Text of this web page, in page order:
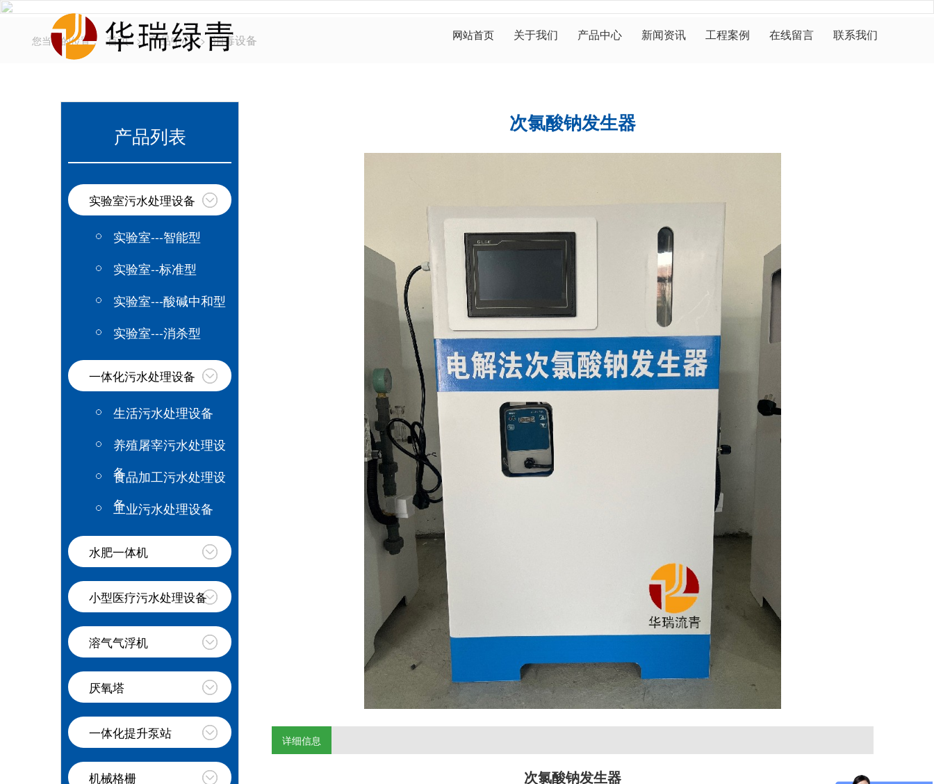
网站首页 关于我们 产品中心 新闻资讯 工程案例 在线留言 联系我们
您当前的位置： 首页 > 产品中心 > 消毒设备
次氯酸钠发生器
详细信息
次氯酸钠发生器
产品列表
实验室污水处理设备
实验室---智能型
实验室--标准型
实验室---酸碱中和型
实验室---消杀型
一体化污水处理设备
生活污水处理设备
养殖屠宰污水处理设
备
食品加工污水处理设
备
工业污水处理设备
水肥一体机
小型医疗污水处理设备
溶气气浮机
厌氧塔
一体化提升泵站
机械格栅